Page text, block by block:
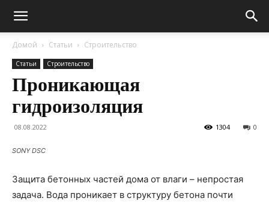
Домой Статьи Строительство
Статьи Строительство
Проникающая
гидроизоляция
08.08.2022 0
1304
SONY DSC
Защита бетонных частей дома от влаги – непростая
задача. Вода проникает в структуру бетона почти